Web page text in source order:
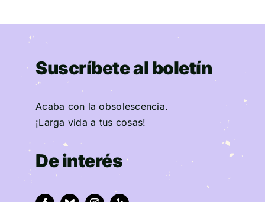
Suscríbete al boletín
Acaba con la obsolescencia.
¡Larga vida a tus cosas!
De interés